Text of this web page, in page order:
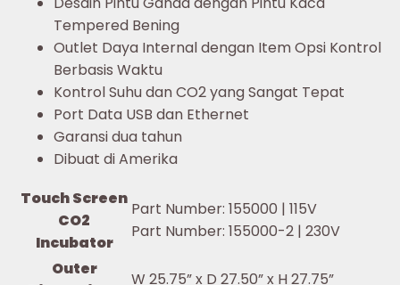
Tempered Bening
Outlet Daya Internal dengan Item Opsi Kontrol
Berbasis Waktu
Kontrol Suhu dan CO2 yang Sangat Tepat
Port Data USB dan Ethernet
Garansi dua tahun
Dibuat di Amerika
Touch Screen
CO2
Incubator
Part Number: 155000 | 115V
Part Number: 155000-2 | 230V
Outer
W 25.75” x D 27.50” x H 27.75”